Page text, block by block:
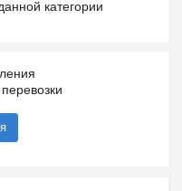
категории